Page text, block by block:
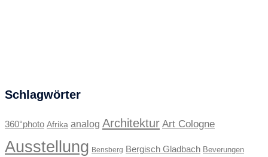
Schlagwörter
360°photo Afrika analog Architektur Art Cologne
Ausstellung Bensberg Bergisch Gladbach Beverungen